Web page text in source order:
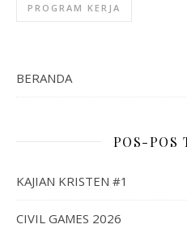
PROGRAM KERJA
BERANDA
POS-POS
KAJIAN KRISTEN #1
CIVIL GAMES 2026